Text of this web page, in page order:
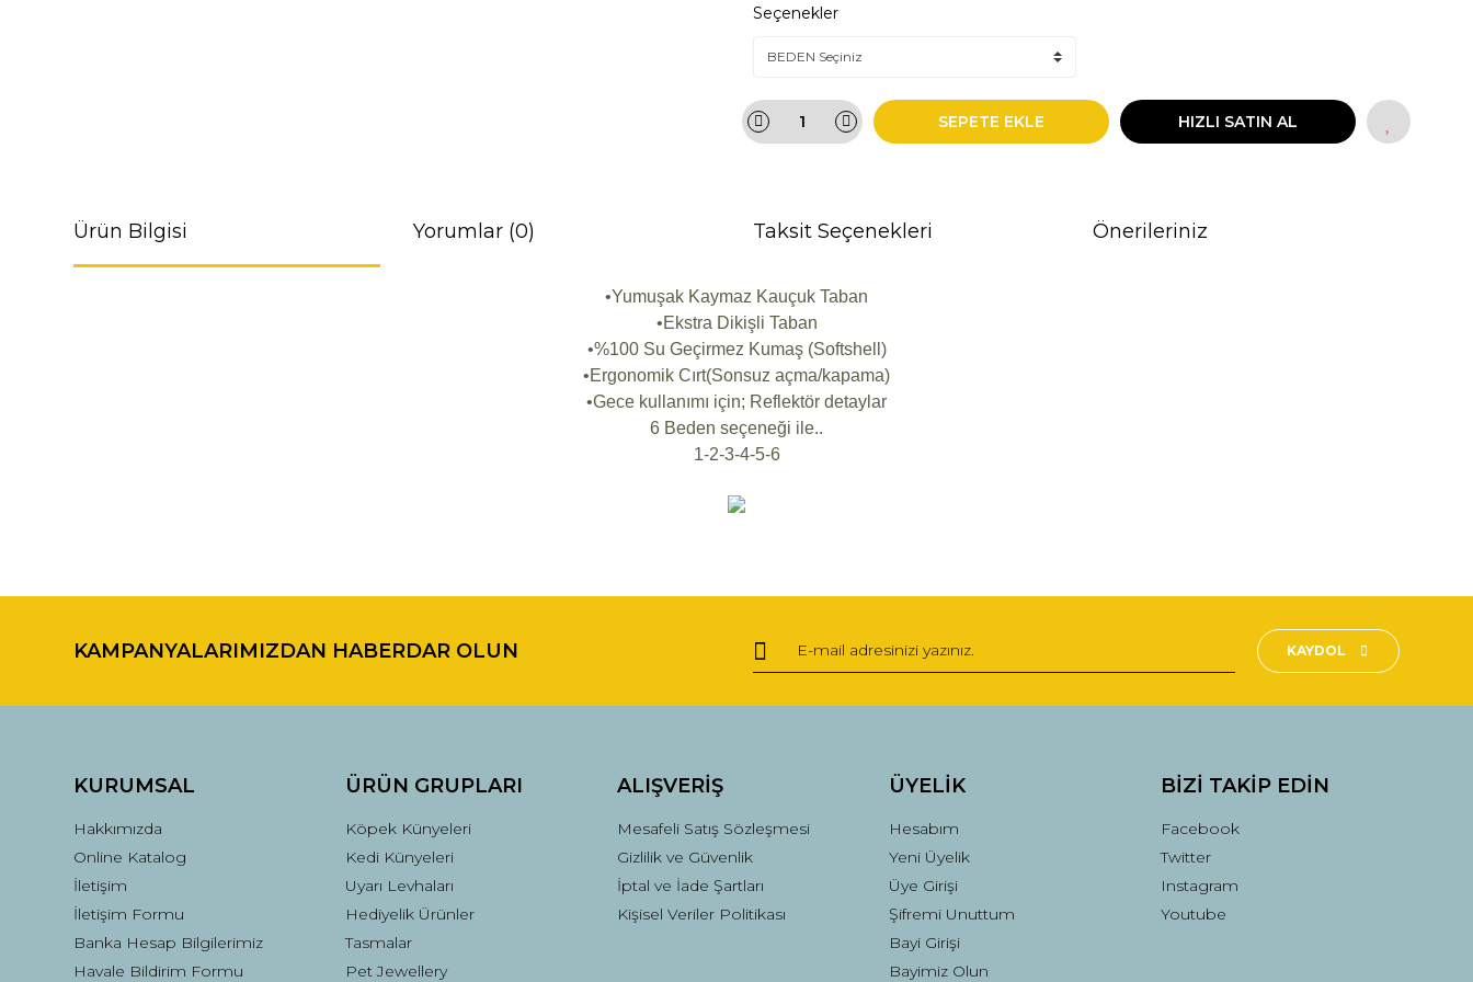
Seçenekler
SEPETE EKLE HIZLI SATIN AL
Ürün Bilgisi Yorumlar (0) Taksit Seçenekleri Önerileriniz
•Yumuşak Kaymaz Kauçuk Taban
•Ekstra Dikişli Taban
•%100 Su Geçirmez Kumaş (Softshell)
•Ergonomik Cırt(Sonsuz açma/kapama)
•Gece kullanımı için; Reflektör detaylar
6 Beden seçeneği ile..
1-2-3-4-5-6
Yorum Yaz
Görüş ve önerileriniz için teşekkür ederiz.
Ürün resmi kalitesiz, bozuk veya görüntülenemiyor.
Ürün bilgilerinde hatalar bulunuyor.
Bu ürüne benzer farklı alternatifler olmalı.
Gönder
KAMPANYALARIMIZDAN HABERDAR OLUN KAYDOL
KURUMSAL
Hakkımızda
Online Katalog
İletişim
İletişim Formu
Banka Hesap Bilgilerimiz
Havale Bildirim Formu
ÜRÜN GRUPLARI
Köpek Künyeleri
Kedi Künyeleri
Uyarı Levhaları
Hediyelik Ürünler
Tasmalar
Pet Jewellery
ALIŞVERİŞ
Mesafeli Satış Sözleşmesi
Gizlilik ve Güvenlik
İptal ve İade Şartları
Kişisel Veriler Politikası
ÜYELİK
Hesabım
Yeni Üyelik
Üye Girişi
Şifremi Unuttum
Bayi Girişi
Bayimiz Olun
BİZİ TAKİP EDİN
Facebook
Twitter
Instagram
Youtube